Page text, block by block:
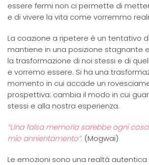
essere fermi non ci permette di
e di vivere la vita come vorremmo
La coazione a ripetere è un tentativo
mantiene in una posizione stagnante
la trasformazione di noi stessi e di
e vorremo essere. Si ha una
momento in cui accade un
prospettiva: cambia il modo in cui
stessi e alla nostra esperienza.
“Una falsa memoria sarebbe ogni
mio annientamento”. (Mogwai)
Le emozioni sono una realtà